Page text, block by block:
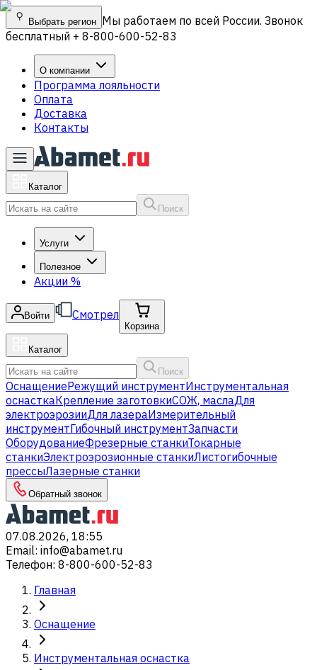
Выбрать регион Мы работаем по всей России. Звонок
бесплатный + 8-800-600-52-83
О компании
Программа лояльности
Оплата
Доставка
Контакты
Каталог
Поиск
Услуги
Полезное
Акции %
Войти Смотрел
Корзина
Каталог
Поиск
ОснащениеРежущий инструментИнструментальная
оснасткаКрепление заготовкиСОЖ, маслаДля
электроэрозииДля лазераИзмерительный
инструментГибочный инструментЗапчасти
ОборудованиеФрезерные станкиТокарные
станкиЭлектроэрозионные станкиЛистогибочные
прессыЛазерные станки
Обратный звонок
07.08.2026, 18:55
Email: info@abamet.ru
Телефон: 8-800-600-52-83
Главная
Оснащение
Инструментальная оснастка